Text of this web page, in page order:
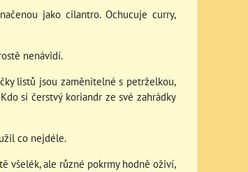
jako cilantro. Ochucuje curry,
nenávidí.
listů jsou zaměnitelné s petrželkou,
si čerstvý koriandr ze své zahrádky
co nejdéle.
všelék, ale různé pokrmy hodně oživí,